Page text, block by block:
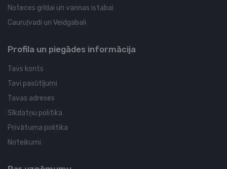
Noteces grīdai un vannas istabai
Cauruļvadi un Veidgabali
Profila un piegādes informācija
Tavs konts
Tavi pasūtījumi
Tavas adreses
Sīkdatņu politika
Privātuma politika
Noteikumi